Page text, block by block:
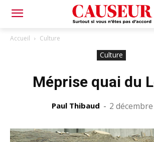
Accueil Culture
Culture
Méprise quai du
Paul Thibaud - 2